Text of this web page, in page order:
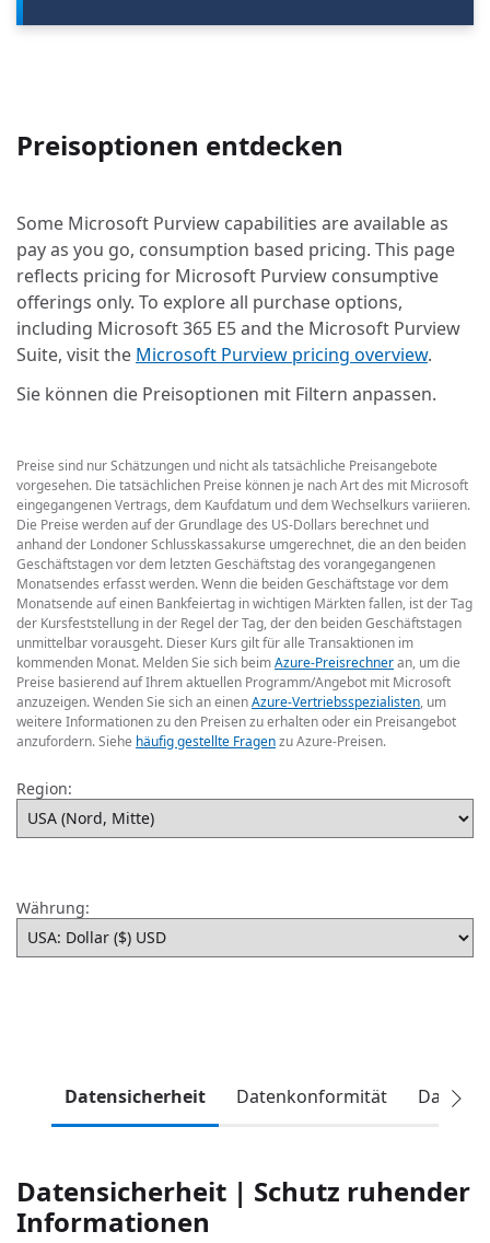
Preisoptionen entdecken
Some Microsoft Purview capabilities are available as
pay as you go, consumption based pricing. This page
reflects pricing for Microsoft Purview consumptive
offerings only. To explore all purchase options,
including Microsoft 365 E5 and the Microsoft Purview
Suite, visit the Microsoft Purview pricing overview.
Sie können die Preisoptionen mit Filtern anpassen.
Preise sind nur Schätzungen und nicht als tatsächliche Preisangebote
vorgesehen. Die tatsächlichen Preise können je nach Art des mit Microsoft
eingegangenen Vertrags, dem Kaufdatum und dem Wechselkurs variieren.
Die Preise werden auf der Grundlage des US-Dollars berechnet und
anhand der Londoner Schlusskassakurse umgerechnet, die an den beiden
Geschäftstagen vor dem letzten Geschäftstag des vorangegangenen
Monatsendes erfasst werden. Wenn die beiden Geschäftstage vor dem
Monatsende auf einen Bankfeiertag in wichtigen Märkten fallen, ist der Tag
der Kursfeststellung in der Regel der Tag, der den beiden Geschäftstagen
unmittelbar vorausgeht. Dieser Kurs gilt für alle Transaktionen im
kommenden Monat. Melden Sie sich beimAzure-Preisrechneran, um die
Preise basierend auf Ihrem aktuellen Programm/Angebot mit Microsoft
anzuzeigen. Wenden Sie sich an einenAzure-Vertriebsspezialisten, um
weitere Informationen zu den Preisen zu erhalten oder ein Preisangebot
anzufordern. Siehe häufig gestellte Fragenzu Azure-Preisen.
Region:
Währung:
Datensicherheit Datenkonformität
Datensicherheit | Schutz ruhender
Informationen